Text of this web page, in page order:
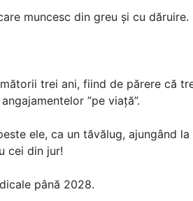
muncesc din greu și cu dăruire.
trei ani, fiind de părere că
”pe viață”.
ele, ca un tăvălug, ajungând
cei din jur!
până 2028.